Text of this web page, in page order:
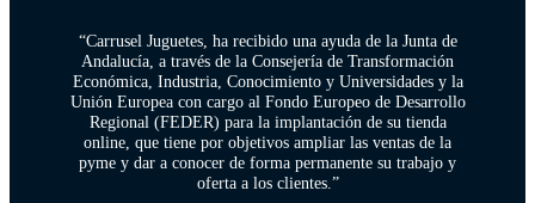
“Carrusel Juguetes, ha recibido una ayuda de la Junta de
Andalucía, a través de la Consejería de Transformación
Económica, Industria, Conocimiento y Universidades y la
Unión Europea con cargo al Fondo Europeo de Desarrollo
Regional (FEDER) para la implantación de su tienda
online, que tiene por objetivos ampliar las ventas de la
pyme y dar a conocer de forma permanente su trabajo y
oferta a los clientes.”